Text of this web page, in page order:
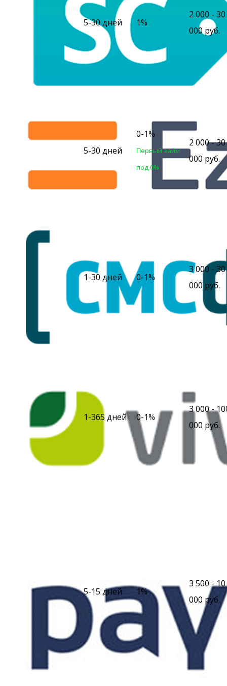
5-30 дней 1%
2 000 - 30
000 руб.
5-30 дней
0-1%
Первый займ
под 0%
2 000 - 30
000 руб.
1-30 дней 0-1%
3 000 - 30
000 руб.
1-365 дней 0-1%
3 000 -
000 руб.
5-15 дней 1%
3 500 - 10
000 руб.